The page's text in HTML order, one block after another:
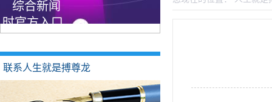
时官方入口
综合新闻
联系人生就是搏尊龙